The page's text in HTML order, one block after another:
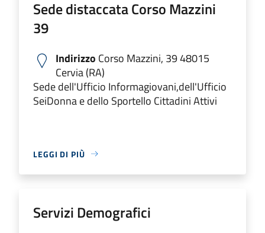
Sede distaccata Corso Mazzini
39
Indirizzo Corso Mazzini, 39 48015
Cervia (RA)
Sede dell'Ufficio Informagiovani,dell'Ufficio
SeiDonna e dello Sportello Cittadini Attivi
LEGGI DI PIÙ
Servizi Demografici